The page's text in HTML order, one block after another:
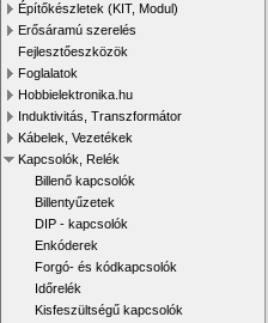
Építőkészletek (KIT, Modul)
Erősáramú szerelés
Fejlesztőeszközök
Foglalatok
Hobbielektronika.hu
Induktivitás, Transzformátor
Kábelek, Vezetékek
Kapcsolók, Relék
Billenő kapcsolók
Billentyűzetek
DIP - kapcsolók
Enkóderek
Forgó- és kódkapcsolók
Időrelék
Kisfeszültségű kapcsolók